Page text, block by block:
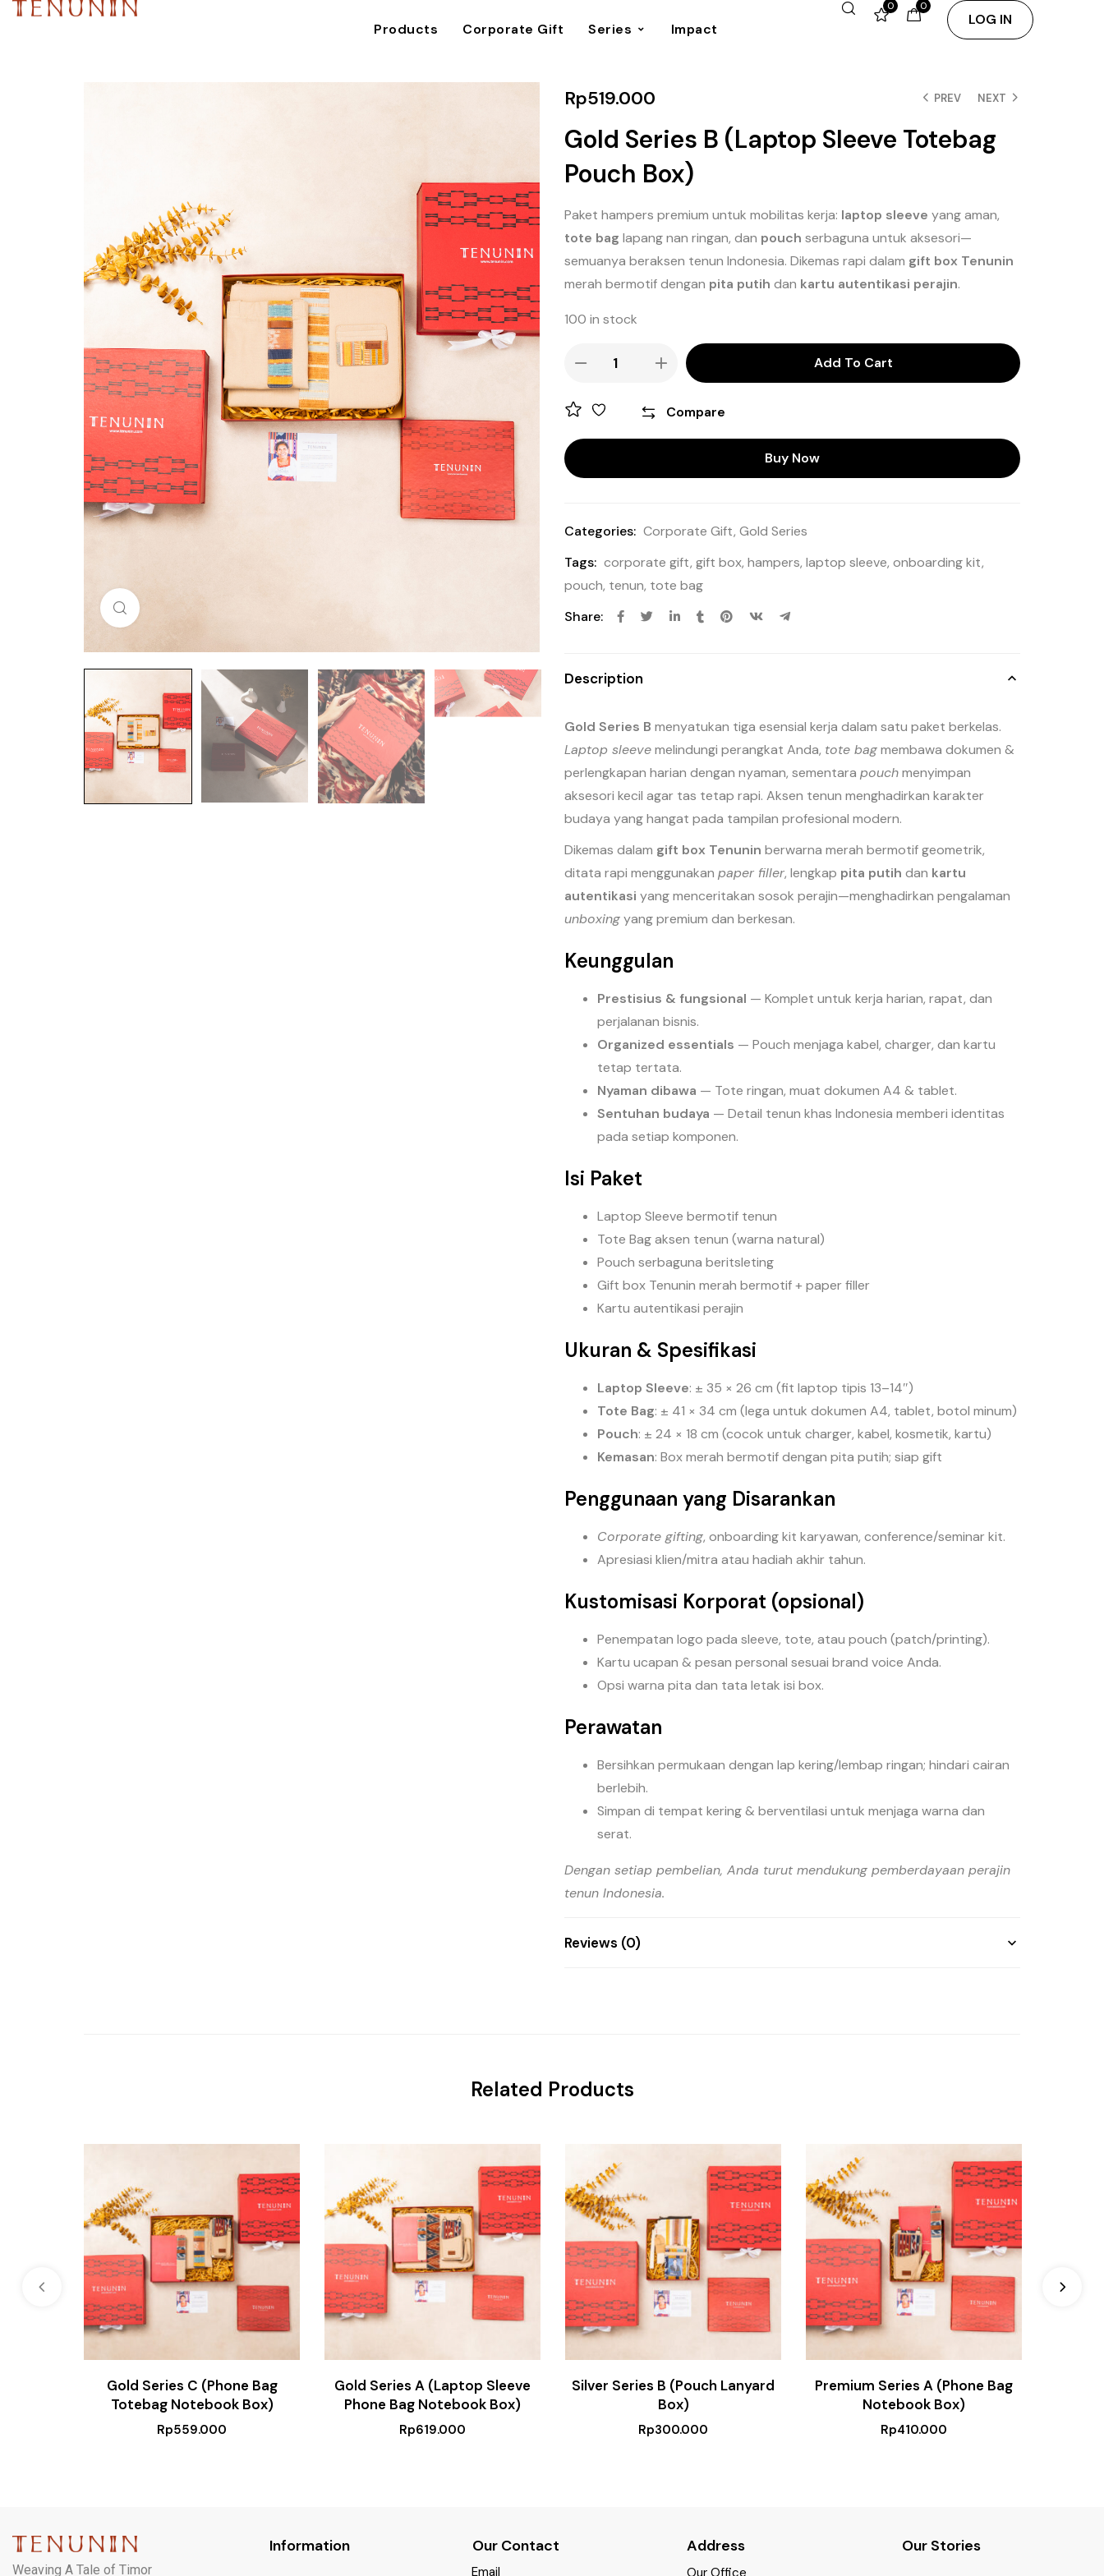
Products Corporate Gift Series Impact
0 0
LOG IN
PREV NEXT
Rp519.000
Gold Series B (Laptop Sleeve Totebag
Pouch Box)
Paket hampers premium untuk mobilitas kerja: laptop sleeve yang aman,
tote bag lapang nan ringan, dan pouch serbaguna untuk aksesori—
semuanya beraksen tenun Indonesia. Dikemas rapi dalam gift box Tenunin
merah bermotif dengan pita putih dan kartu autentikasi perajin.
100 in stock
Add To Cart
Compare
Buy Now
Categories: Corporate Gift, Gold Series
Tags: corporate gift, gift box, hampers, laptop sleeve, onboarding kit,
pouch, tenun, tote bag
Share:
Description
Gold Series B menyatukan tiga esensial kerja dalam satu paket berkelas.
Laptop sleevemelindungi perangkat Anda, tote bagmembawa dokumen &
perlengkapan harian dengan nyaman, sementara pouchmenyimpan
aksesori kecil agar tas tetap rapi. Aksen tenun menghadirkan karakter
budaya yang hangat pada tampilan profesional modern.
Dikemas dalam gift box Tenunin berwarna merah bermotif geometrik,
ditata rapi menggunakan paper filler, lengkap pita putih dan kartu
autentikasi yang menceritakan sosok perajin—menghadirkan pengalaman
unboxingyang premium dan berkesan.
Keunggulan
Prestisius & fungsional — Komplet untuk kerja harian, rapat, dan
perjalanan bisnis.
Organized essentials — Pouch menjaga kabel, charger, dan kartu
tetap tertata.
Nyaman dibawa — Tote ringan, muat dokumen A4 & tablet.
Sentuhan budaya — Detail tenun khas Indonesia memberi identitas
pada setiap komponen.
Isi Paket
Laptop Sleeve bermotif tenun
Tote Bag aksen tenun (warna natural)
Pouch serbaguna beritsleting
Gift box Tenunin merah bermotif + paper filler
Kartu autentikasi perajin
Ukuran & Spesifikasi
Laptop Sleeve: ± 35 × 26 cm (fit laptop tipis 13–14″)
Tote Bag: ± 41 × 34 cm (lega untuk dokumen A4, tablet, botol minum)
Pouch: ± 24 × 18 cm (cocok untuk charger, kabel, kosmetik, kartu)
Kemasan: Box merah bermotif dengan pita putih; siap gift
Penggunaan yang Disarankan
Corporate gifting, onboarding kit karyawan, conference/seminar kit.
Apresiasi klien/mitra atau hadiah akhir tahun.
Kustomisasi Korporat (opsional)
Penempatan logo pada sleeve, tote, atau pouch (patch/printing).
Kartu ucapan & pesan personal sesuai brand voice Anda.
Opsi warna pita dan tata letak isi box.
Perawatan
Bersihkan permukaan dengan lap kering/lembap ringan; hindari cairan
berlebih.
Simpan di tempat kering & berventilasi untuk menjaga warna dan
serat.
Dengan setiap pembelian, Anda turut mendukung pemberdayaan perajin
tenun Indonesia.
Reviews (0)
Related Products
Gold Series C (Phone Bag
Totebag Notebook Box)
Rp559.000
Gold Series A (Laptop Sleeve
Phone Bag Notebook Box)
Rp619.000
Silver Series B (Pouch Lanyard
Box)
Rp300.000
Premium Series A (Phone Bag
Notebook Box)
Rp410.000
Weaving A Tale of Timor
Information Our Contact
Email
Address
Our Office
Our Stories